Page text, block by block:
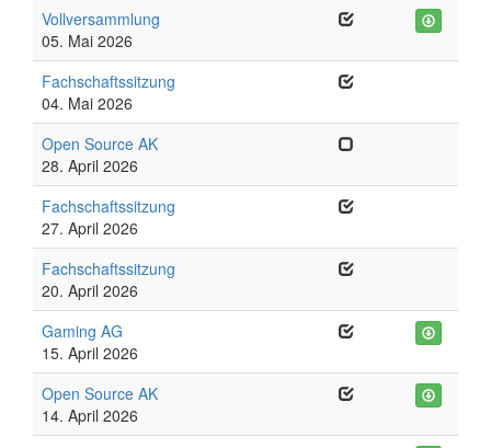
Vollversammlung
05. Mai 2026
Fachschaftssitzung
04. Mai 2026
Open Source AK
28. April 2026
Fachschaftssitzung
27. April 2026
Fachschaftssitzung
20. April 2026
Gaming AG
15. April 2026
Open Source AK
14. April 2026